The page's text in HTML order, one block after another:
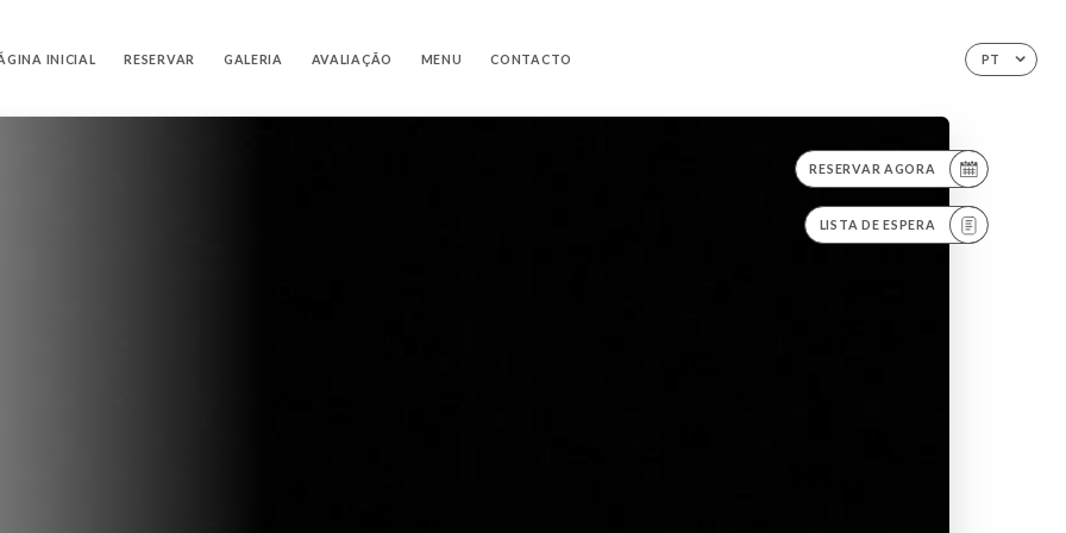
PT
INICIAL RESERVAR GALERIA AVALIAÇÃO MENU CONTACTO
RESERVAR AGORA
LISTA DE ESPERA